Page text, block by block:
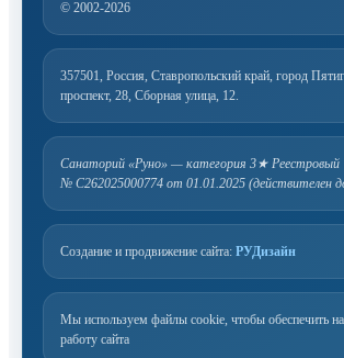
© 2002-2026
357501, Россия, Ставропольский край, город
проспект, 28, Сборная улица, 12.
Санаторий «Руно» — категория 3★ Реестровый
№ С262025000774 от 01.01.2025 (действителен
Создание и продвижение сайта: РУДизайн
Мы используем файлы cookie, чтобы обеспечить
работу сайта